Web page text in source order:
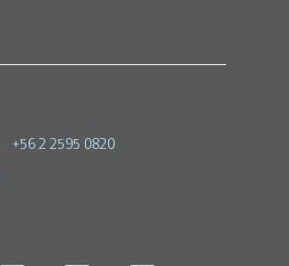
+56 2 2595 0820